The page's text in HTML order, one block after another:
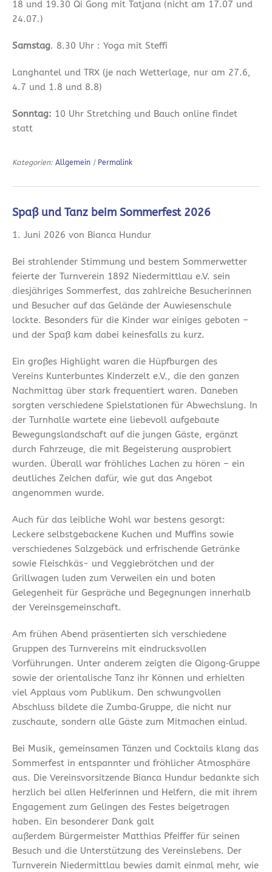
18 und 19.30 Qi Gong mit Tatjana (nicht am 17.07 und
24.07.)
Samstag. 8.30 Uhr : Yoga mit Steffi
Langhantel und TRX (je nach Wetterlage, nur am 27.6,
4.7 und 1.8 und 8.8)
Sonntag: 10 Uhr Stretching und Bauch online findet
statt
Kategorien: Allgemein | Permalink
Spaß und Tanz beim Sommerfest 2026
1. Juni 2026 von Bianca Hundur
Bei strahlender Stimmung und bestem Sommerwetter
feierte der Turnverein 1892 Niedermittlau e.V. sein
diesjähriges Sommerfest, das zahlreiche Besucherinnen
und Besucher auf das Gelände der Auwiesenschule
lockte. Besonders für die Kinder war einiges geboten –
und der Spaß kam dabei keinesfalls zu kurz.
Ein großes Highlight waren die Hüpfburgen des
Vereins Kunterbuntes Kinderzelt e.V., die den ganzen
Nachmittag über stark frequentiert waren. Daneben
sorgten verschiedene Spielstationen für Abwechslung. In
der Turnhalle wartete eine liebevoll aufgebaute
Bewegungslandschaft auf die jungen Gäste, ergänzt
durch Fahrzeuge, die mit Begeisterung ausprobiert
wurden. Überall war fröhliches Lachen zu hören – ein
deutliches Zeichen dafür, wie gut das Angebot
angenommen wurde.
Auch für das leibliche Wohl war bestens gesorgt:
Leckere selbstgebackene Kuchen und Muffins sowie
verschiedenes Salzgebäck und erfrischende Getränke
sowie Fleischkäs- und Veggiebrötchen und der
Grillwagen luden zum Verweilen ein und boten
Gelegenheit für Gespräche und Begegnungen innerhalb
der Vereinsgemeinschaft.
Am frühen Abend präsentierten sich verschiedene
Gruppen des Turnvereins mit eindrucksvollen
Vorführungen. Unter anderem zeigten die Qigong‑Gruppe
sowie der orientalische Tanz ihr Können und erhielten
viel Applaus vom Publikum. Den schwungvollen
Abschluss bildete die Zumba‑Gruppe, die nicht nur
zuschaute, sondern alle Gäste zum Mitmachen einlud.
Bei Musik, gemeinsamen Tänzen und Cocktails klang das
Sommerfest in entspannter und fröhlicher Atmosphäre
aus. Die Vereinsvorsitzende Bianca Hundur bedankte sich
herzlich bei allen Helferinnen und Helfern, die mit ihrem
Engagement zum Gelingen des Festes beigetragen
haben. Ein besonderer Dank galt
außerdem Bürgermeister Matthias Pfeiffer für seinen
Besuch und die Unterstützung des Vereinslebens. Der
Turnverein Niedermittlau bewies damit einmal mehr, wie